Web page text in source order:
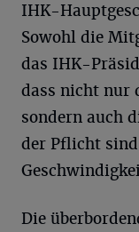
IHK-
Sowohl die
das IHK-
dass nicht nur
sondern auch
der Pflicht
Die